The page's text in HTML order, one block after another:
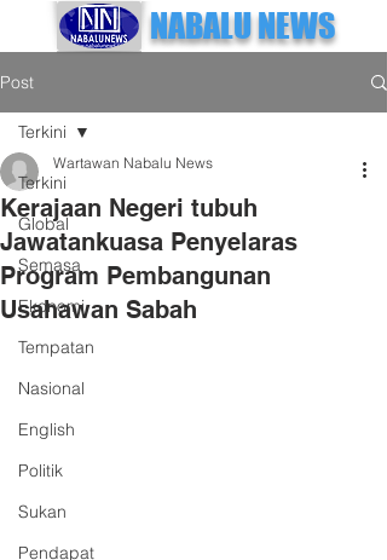
NABALU NEWS
Post
Terkini
Global
Semasa
Ekonomi
Tempatan
Nasional
English
Politik
Sukan
Pendapat
Terkini
Kerajaan Negeri tubuh
Jawatankuasa Penyelaras
Program Pembangunan
Usahawan Sabah
Wartawan Nabalu News